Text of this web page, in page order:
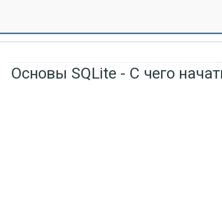
Основы SQLite - С чего